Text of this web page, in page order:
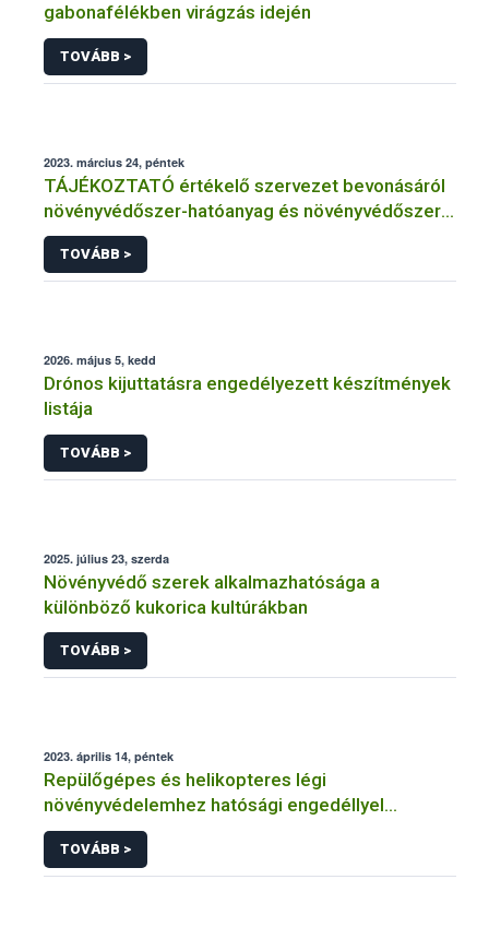
gabonafélékben virágzás idején
TOVÁBB >
2023. március 24, péntek
TÁJÉKOZTATÓ értékelő szervezet bevonásáról
növényvédőszer-hatóanyag és növényvédőszer
engedélyezésére, továbbá a meglévő engedély
meghosszabbítására vagy módosítására irányuló
eljárásba
TOVÁBB >
2026. május 5, kedd
Drónos kijuttatásra engedélyezett készítmények
listája
TOVÁBB >
2025. július 23, szerda
Növényvédő szerek alkalmazhatósága a
különböző kukorica kultúrákban
TOVÁBB >
2023. április 14, péntek
Repülőgépes és helikopteres légi
növényvédelemhez hatósági engedéllyel
rendelkező szervezetek
TOVÁBB >